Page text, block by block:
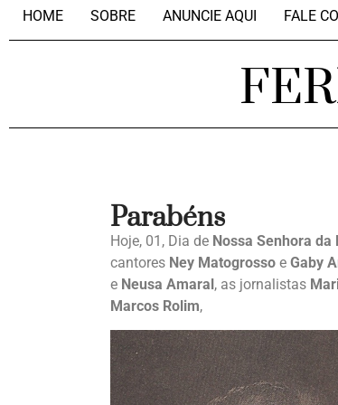
HOME SOBRE ANUNCIE AQUI FALE
Parabéns
Hoje, 01, Dia de Nossa Senhora da
cantores Ney Matogrosso e Gaby
e Neusa Amaral, as jornalistas
Marcos Rolim,